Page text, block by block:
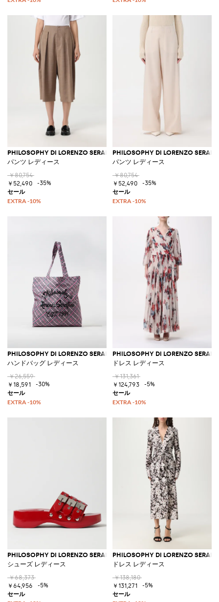
PHILOSOPHY DI LORENZO SERAFINI
パンツ レディース
￥80,754
￥52,490
-35%
PHILOSOPHY DI LORENZO
パンツ レディース
￥80,754
￥52,490
-35%
PHILOSOPHY DI LORENZO SERAFINI
ハンドバッグ レディース
￥26,559
￥18,591
-30%
PHILOSOPHY DI LORENZO
ドレス レディース
￥131,361
￥124,793
-5%
PHILOSOPHY DI LORENZO SERAFINI
シューズ レディース
￥68,373
￥64,956
-5%
PHILOSOPHY DI LORENZO
ドレス レディース
￥138,180
￥131,271
-5%